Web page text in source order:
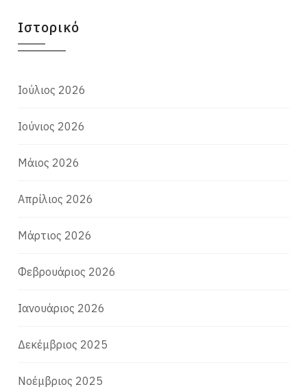
Ιστορικό
Ιούλιος 2026
Ιούνιος 2026
Μάιος 2026
Απρίλιος 2026
Μάρτιος 2026
Φεβρουάριος 2026
Ιανουάριος 2026
Δεκέμβριος 2025
Νοέμβριος 2025